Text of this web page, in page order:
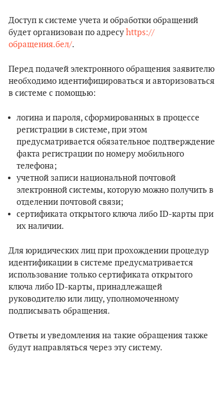
Доступ к системе учета и обработки обращений
будет организован по адресу https://
обращения.бел/.
Перед подачей электронного обращения заявителю
необходимо идентифицироваться и авторизоваться
в системе с помощью:
логина и пароля, сформированных в процессе
регистрации в системе, при этом
предусматривается обязательное подтверждение
факта регистрации по номеру мобильного
телефона;
учетной записи национальной почтовой
электронной системы, которую можно получить в
отделении почтовой связи;
сертификата открытого ключа либо ID-карты при
их наличии.
Для юридических лиц при прохождении процедур
идентификации в системе предусматривается
использование только сертификата открытого
ключа либо ID-карты, принадлежащей
руководителю или лицу, уполномоченному
подписывать обращения.
Ответы и уведомления на такие обращения также
будут направляться через эту систему.